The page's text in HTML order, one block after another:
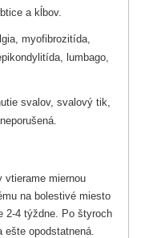
a kĺbov.
myofibrozitída,
lumbago,
svalov, svalový tik,
vtierame miernou
na bolestivé miesto
2-4 týždne. Po štyroch
opodstatnená.